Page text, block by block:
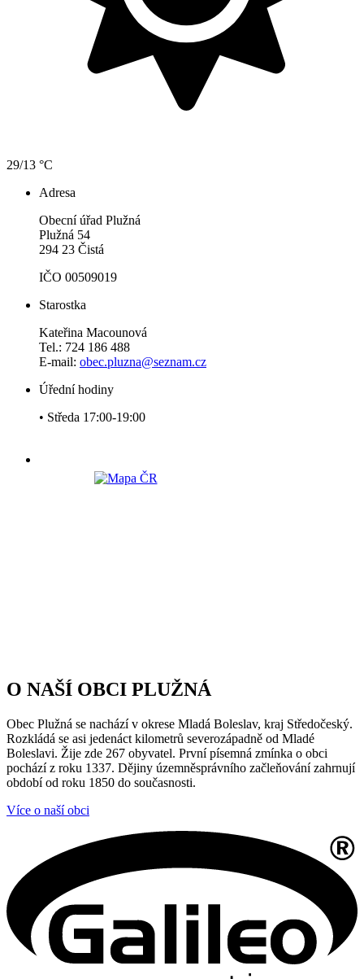
29/13 °C
Adresa
Obecní úřad Plužná
Plužná 54
294 23 Čistá
IČO 00509019
Starostka
Kateřina Macounová
Tel.: 724 186 488
E-mail: obec.pluzna@seznam.cz
Úřední hodiny
• Středa 17:00-19:00
O NAŠÍ OBCI PLUŽNÁ
Obec Plužná se nachází v okrese Mladá Boleslav, kraj Středočeský.
Rozkládá se asi jedenáct kilometrů severozápadně od Mladé
Boleslavi. Žije zde 267 obyvatel. První písemná zmínka o obci
pochází z roku 1337. Dějiny územněsprávního začleňování zahrnují
období od roku 1850 do současnosti.
Více o naší obci